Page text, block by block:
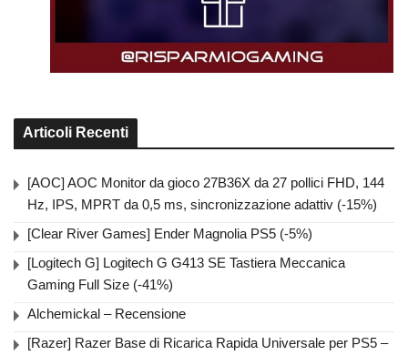
Articoli Recenti
[AOC] AOC Monitor da gioco 27B36X da 27 pollici FHD, 144
Hz, IPS, MPRT da 0,5 ms, sincronizzazione adattiv (-15%)
[Clear River Games] Ender Magnolia PS5 (-5%)
[Logitech G] Logitech G G413 SE Tastiera Meccanica
Gaming Full Size (-41%)
Alchemickal – Recensione
[Razer] Razer Base di Ricarica Rapida Universale per PS5 –